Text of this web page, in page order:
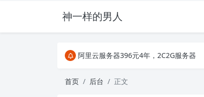
神一样的男人
阿里云服务器396元4年，2C2G服务器
关注Telegram频道有新消息第一时间推送
阿里云服务器396元4年，2C2G服务器
首页 后台 正文